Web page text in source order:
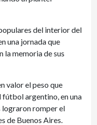
del interior del
una jornada que
la memoria de sus
valor el peso que
argentino, en una
lograron romper el
de Buenos Aires.